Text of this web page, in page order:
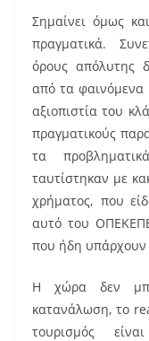
Σημαίνει όμως
πραγματικά.
όρους απόλυτης
από τα φαινόμενα
αξιοπιστία του
πραγματικούς
τα
ταυτίστηκαν με
χρήματος, που
αυτό του
που ήδη υπάρχουν
Η χώρα δεν
κατανάλωση, το
τουρισμός